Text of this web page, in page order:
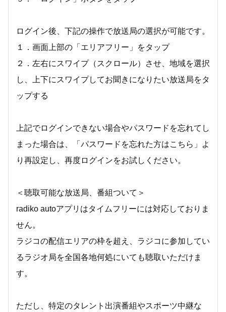
ログイン後、下記の操作で放送局の選択が可能です。
１．画面上部の「エリアフリー」をタップ
２．左右にスワイプ（スクロール）させ、地域を選択
し、上下にスワイプしてお聞きになりたい放送局をタ
ップする
上記でログインできない場合やパスワードを忘れてし
まった場合は、「パスワードを忘れた方はこちら」よ
り再設定し、再度ログインをお試しください。
＜聴取可能な放送局、番組ついて＞
radiko autoアプリはタイムフリーには対応しておりま
せん。
ラジコの配信エリアの枠を超え、ラジコに参加してい
るラジオ局を全国各地何処にいても聴取いただけま
す。
ただし、特定のタレント出演番組やスポーツ中継な